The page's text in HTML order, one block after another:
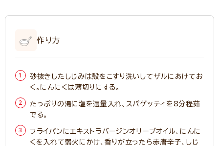
作り方
砂抜きしたしじみは殻をこすり洗いしてザルにあけてお
く。にんにくは薄切りにする。
たっぷりの湯に塩を適量入れ、スパゲッティを8分程茹
でる。
フライパンにエキストラバージンオリーブオイル、にんに
くを入れて弱火にかけ、香りが立ったら赤唐辛子、しじ